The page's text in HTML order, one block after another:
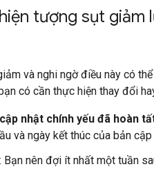
hiện tượng sụt
và nghi ngờ điều này có
có cần thực hiện thay đổi
cập nhật chính yếu đã hoàn
và ngày kết thúc của bản
: Bạn nên đợi ít nhất một tuần